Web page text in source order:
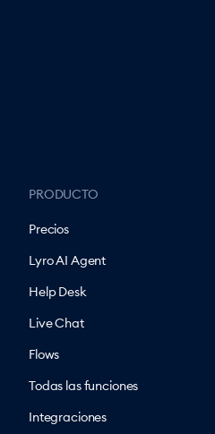
PRODUCTO
Precios
Lyro AI Agent
Help Desk
Live Chat
Flows
Todas las funciones
Integraciones